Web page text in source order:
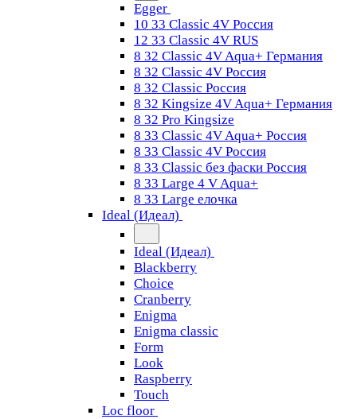
Egger
10 33 Classic 4V Россия
12 33 Classic 4V RUS
8 32 Classic 4V Aqua+ Германия
8 32 Classic 4V Россия
8 32 Classic Россия
8 32 Kingsize 4V Aqua+ Германия
8 32 Pro Kingsize
8 33 Classic 4V Aqua+ Россия
8 33 Classic 4V Россия
8 33 Classic без фаски Россия
8 33 Large 4 V Aqua+
8 33 Large елочка
Ideal (Идеал)
Ideal (Идеал)
Blackberry
Choice
Cranberry
Enigma
Enigma classic
Form
Look
Raspberry
Touch
Loc floor